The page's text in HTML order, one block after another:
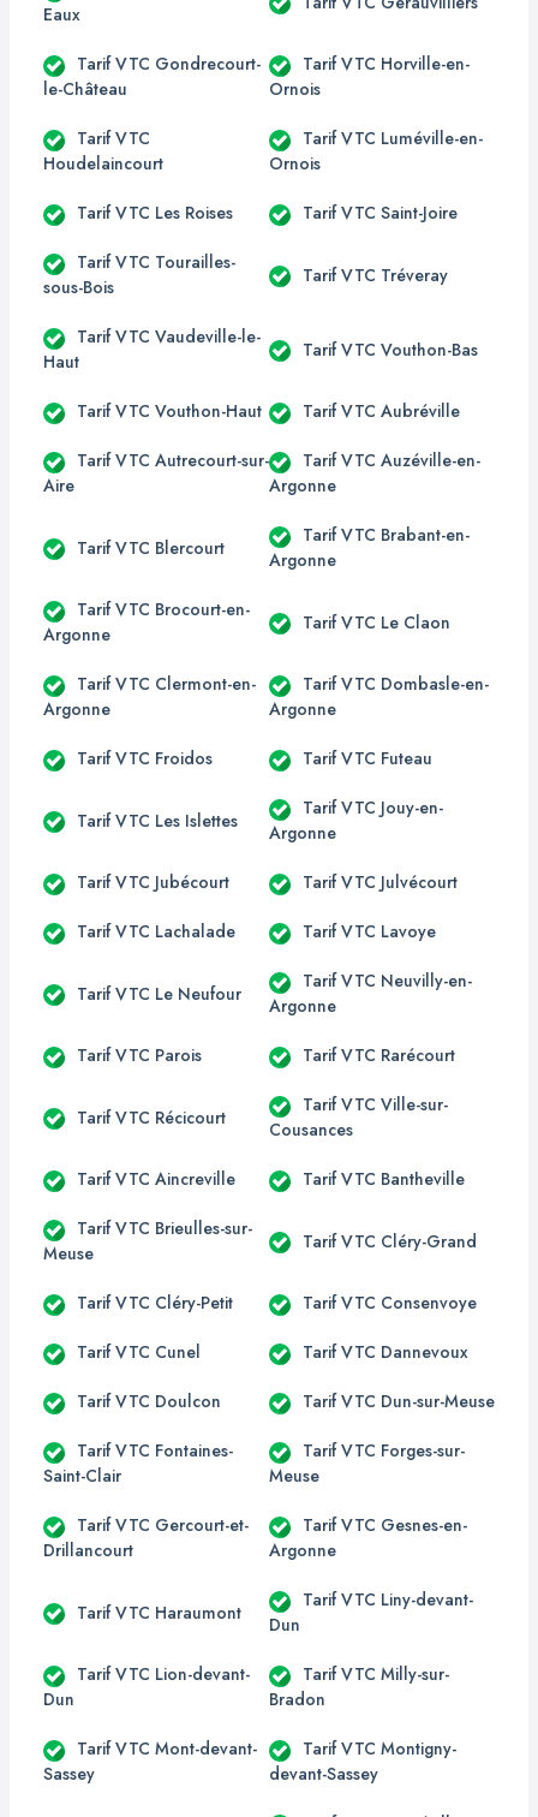
Eaux
Tarif VTC Gondrecourt-
le-Château
Tarif VTC Horville-en-
Ornois
Tarif VTC
Houdelaincourt
Tarif VTC Luméville-en-
Ornois
Tarif VTC Les Roises Tarif VTC Saint-Joire
Tarif VTC Tourailles-
sous-Bois
Tarif VTC Tréveray
Tarif VTC Vaudeville-le-
Haut
Tarif VTC Vouthon-Bas
Tarif VTC Vouthon-Haut Tarif VTC Aubréville
Tarif VTC Autrecourt-sur-
Aire
Tarif VTC Auzéville-en-
Argonne
Tarif VTC Blercourt
Tarif VTC Brabant-en-
Argonne
Tarif VTC Brocourt-en-
Argonne
Tarif VTC Le Claon
Tarif VTC Clermont-en-
Argonne
Tarif VTC Dombasle-en-
Argonne
Tarif VTC Froidos Tarif VTC Futeau
Tarif VTC Les Islettes
Tarif VTC Jouy-en-
Argonne
Tarif VTC Jubécourt Tarif VTC Julvécourt
Tarif VTC Lachalade Tarif VTC Lavoye
Tarif VTC Le Neufour
Tarif VTC Neuvilly-en-
Argonne
Tarif VTC Parois Tarif VTC Rarécourt
Tarif VTC Récicourt
Tarif VTC Ville-sur-
Cousances
Tarif VTC Aincreville Tarif VTC Bantheville
Tarif VTC Brieulles-sur-
Meuse
Tarif VTC Cléry-Grand
Tarif VTC Cléry-Petit Tarif VTC Consenvoye
Tarif VTC Cunel Tarif VTC Dannevoux
Tarif VTC Doulcon Tarif VTC Dun-sur-Meuse
Tarif VTC Fontaines-
Saint-Clair
Tarif VTC Forges-sur-
Meuse
Tarif VTC Gercourt-et-
Drillancourt
Tarif VTC Gesnes-en-
Argonne
Tarif VTC Haraumont
Tarif VTC Liny-devant-
Dun
Tarif VTC Lion-devant-
Dun
Tarif VTC Milly-sur-
Bradon
Tarif VTC Mont-devant-
Sassey
Tarif VTC Montigny-
devant-Sassey